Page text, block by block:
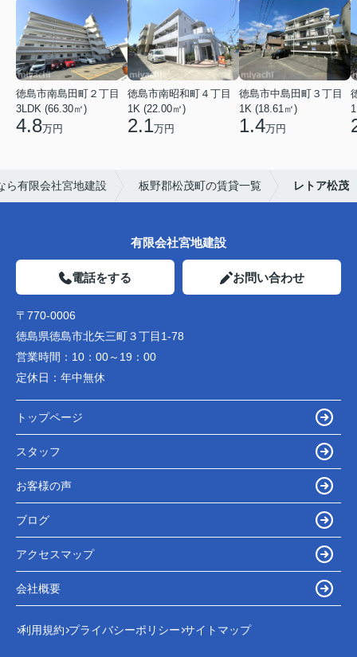
徳島市南島田町２丁目
3LDK (66.30㎡)
4.8万円
徳島市南昭和町４丁目
1K (22.00㎡)
2.1万円
徳島市中島田町３丁目
1K (18.61㎡)
1.4万円
ら有限会社宮地建設 板野郡松茂町の賃貸一覧 レトア松茂
有限会社宮地建設
電話をする お問い合わせ
〒770-0006
徳島県徳島市北矢三町３丁目1-78
営業時間： 10：00～19：00
定休日： 年中無休
トップページ
スタッフ
お客様の声
ブログ
アクセスマップ
会社概要
利用規約 プライバシーポリシー サイトマップ